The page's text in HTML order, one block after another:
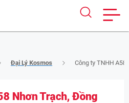
Đại Lý Kosmos Công ty TNHH
Nhơn Trạch, Đồng